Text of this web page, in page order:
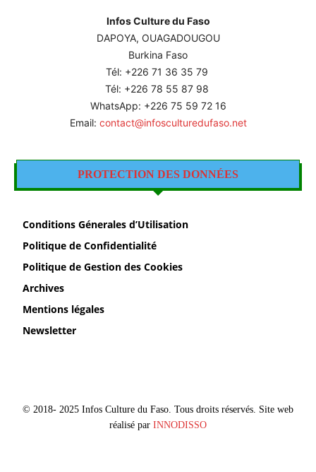
Infos Culture du Faso
DAPOYA, OUAGADOUGOU
Burkina Faso
Tél: +226 71 36 35 79
Tél: +226 78 55 87 98
WhatsApp: +226 75 59 72 16
Email: contact@infosculturedufaso.net
PROTECTION DES DONNÉES
Conditions Génerales d’Utilisation
Politique de Confidentialité
Politique de Gestion des Cookies
Archives
Mentions légales
Newsletter
© 2018- 2025 Infos Culture du Faso. Tous droits réservés. Site web
réalisé par INNODISSO